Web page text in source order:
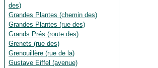
des)
Grandes Plantes (chemin des)
Grandes Plantes (rue des)
Grands Prés (route des)
Grenets (rue des)
Grenouillère (rue de la)
Gustave Eiffel (avenue)